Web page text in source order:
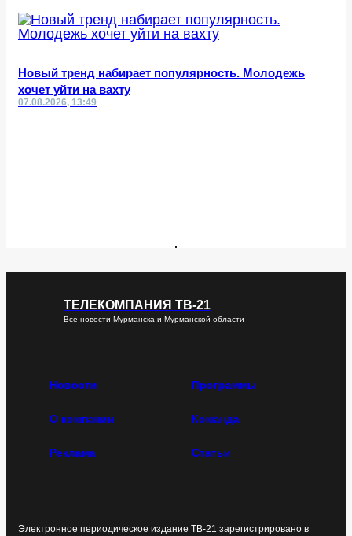
Новый тренд набирает популярность. Молодежь
хочет уйти на вахту
07.08.2026, 13:49
ТЕЛЕКОМПАНИЯ ТВ-21
Все новости Мурманска и Мурманской области
Новости Программы
О компании Команда
Реклама Статьи
Электронное периодическое издание ТВ-21 зарегистрировано в